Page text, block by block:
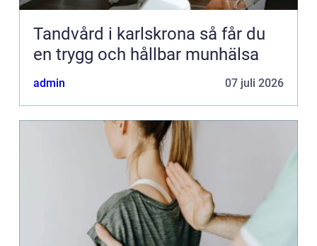
Tandvård i karlskrona så får du
en trygg och hållbar munhälsa
admin 07 juli 2026